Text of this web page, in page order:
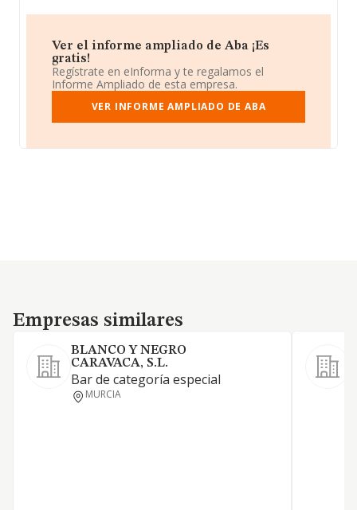
Ver el informe ampliado de Aba ¡Es
gratis!
Regístrate en eInforma y te regalamos el
Informe Ampliado de esta empresa.
VER INFORME AMPLIADO DE ABA
Empresas similares
Empresas similares
BLANCO Y NEGRO
CARAVACA, S.L.
Bar de categoría especial
MURCIA